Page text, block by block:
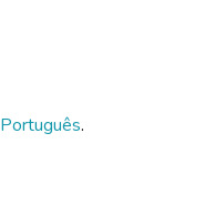
Português.